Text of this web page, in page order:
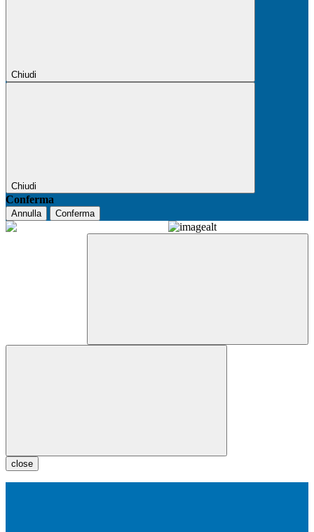
Chiudi
Chiudi
Conferma
Annulla Conferma
close